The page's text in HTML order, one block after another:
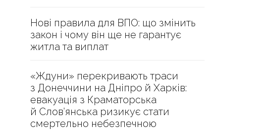
Нові правила для ВПО: що змінить
закон і чому він ще не гарантує
житла та виплат
«Ждуни» перекривають траси
з Донеччини на Дніпро й Харків:
евакуація з Краматорська
й Слов’янська ризикує стати
смертельно небезпечною